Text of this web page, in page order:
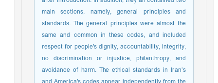
main sections, namely, general principles and
standards. The general principles were almost the
same and common in these codes, and included
respect for people's dignity, accountability, integrity,
no discrimination or injustice, philanthropy, and
avoidance of harm. The ethical standards in Iran’s